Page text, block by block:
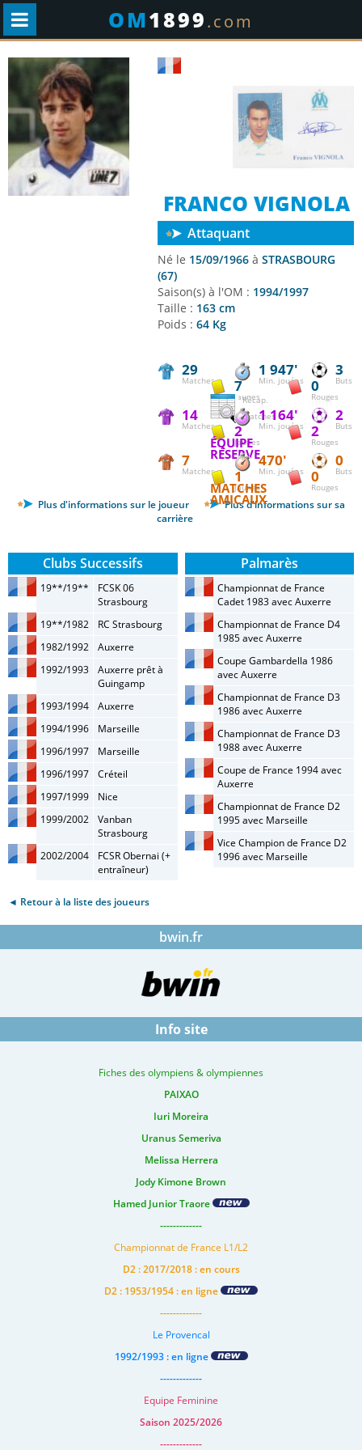
OM1899.com
FRANCO VIGNOLA
Attaquant
Né le 15/09/1966 à STRASBOURG
(67)
Saison(s) à l'OM : 1994/1997
Taille : 163 cm
Poids : 64 Kg
29
Matches
1 947'
Min. jouées
3
Buts
7
Jaunes
0
Rouges
Récap.
matches
14
Matches
1 164'
Min. jouées
2
Buts
2
Jaunes
2
Rouges
ÉQUIPE
RÉSERVE
7
Matches
470'
Min. jouées
0
Buts
1
Jaunes
0
Rouges
MATCHES
AMICAUX
Plus d'informations sur le joueur
Plus d'informations sur sa
carrière
Clubs Successifs
19**/19**
FCSK 06
Strasbourg
19**/1982
RC Strasbourg
1982/1992
Auxerre
1992/1993
Auxerre prêt à
Guingamp
1993/1994
Auxerre
1994/1996
Marseille
1996/1997
Marseille
1996/1997
Créteil
1997/1999
Nice
1999/2002
Vanban
Strasbourg
2002/2004
FCSR Obernai (+
entraîneur)
Palmarès
Championnat de France
Cadet 1983 avec Auxerre
Championnat de France D4
1985 avec Auxerre
Coupe Gambardella 1986
avec Auxerre
Championnat de France D3
1986 avec Auxerre
Championnat de France D3
1988 avec Auxerre
Coupe de France 1994 avec
Auxerre
Championnat de France D2
1995 avec Marseille
Vice Champion de France D2
1996 avec Marseille
◄ Retour à la liste des joueurs
bwin.fr
Info site
Fiches des olympiens & olympiennes
PAIXAO
Iuri Moreira
Uranus Semeriva
Melissa Herrera
Jody Kimone Brown
Hamed Junior Traore
-------------
Championnat de France L1/L2
D2 : 2017/2018 : en cours
D2 : 1953/1954 : en ligne
-------------
Le Provencal
1992/1993 : en ligne
-------------
Equipe Feminine
Saison 2025/2026
-------------